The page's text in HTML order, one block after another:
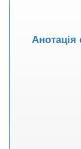
Анотація